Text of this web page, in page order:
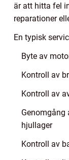
är att hitta fel
reparationer
En typisk
Byte av
Kontroll av
Kontroll av
Genomgång
hjullager
Kontroll av